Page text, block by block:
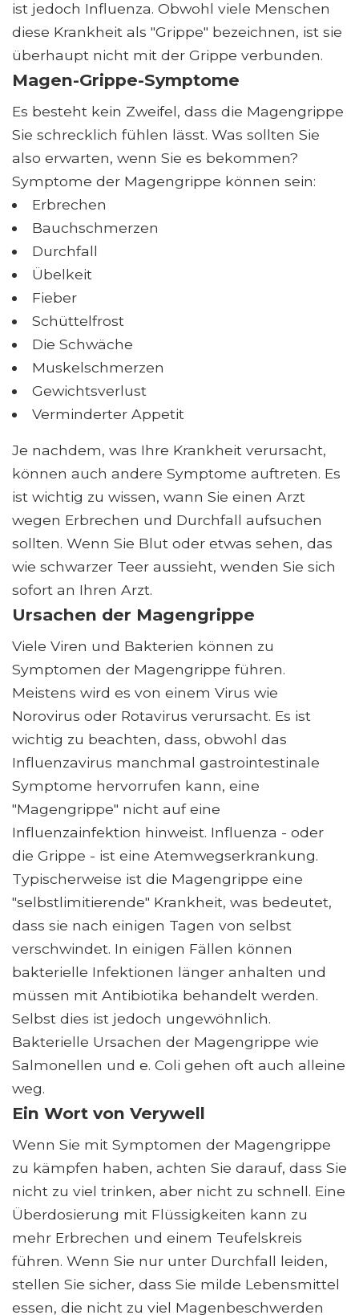
ist jedoch Influenza. Obwohl viele Menschen
diese Krankheit als "Grippe" bezeichnen, ist sie
überhaupt nicht mit der Grippe verbunden.
Magen-Grippe-Symptome
Es besteht kein Zweifel, dass die Magengrippe
Sie schrecklich fühlen lässt. Was sollten Sie
also erwarten, wenn Sie es bekommen?
Symptome der Magengrippe können sein:
Erbrechen
Bauchschmerzen
Durchfall
Übelkeit
Fieber
Schüttelfrost
Die Schwäche
Muskelschmerzen
Gewichtsverlust
Verminderter Appetit
Je nachdem, was Ihre Krankheit verursacht,
können auch andere Symptome auftreten. Es
ist wichtig zu wissen, wann Sie einen Arzt
wegen Erbrechen und Durchfall aufsuchen
sollten. Wenn Sie Blut oder etwas sehen, das
wie schwarzer Teer aussieht, wenden Sie sich
sofort an Ihren Arzt.
Ursachen der Magengrippe
Viele Viren und Bakterien können zu
Symptomen der Magengrippe führen.
Meistens wird es von einem Virus wie
Norovirus oder Rotavirus verursacht. Es ist
wichtig zu beachten, dass, obwohl das
Influenzavirus manchmal gastrointestinale
Symptome hervorrufen kann, eine
"Magengrippe" nicht auf eine
Influenzainfektion hinweist. Influenza - oder
die Grippe - ist eine Atemwegserkrankung.
Typischerweise ist die Magengrippe eine
"selbstlimitierende" Krankheit, was bedeutet,
dass sie nach einigen Tagen von selbst
verschwindet. In einigen Fällen können
bakterielle Infektionen länger anhalten und
müssen mit Antibiotika behandelt werden.
Selbst dies ist jedoch ungewöhnlich.
Bakterielle Ursachen der Magengrippe wie
Salmonellen und e. Coli gehen oft auch alleine
weg.
Ein Wort von Verywell
Wenn Sie mit Symptomen der Magengrippe
zu kämpfen haben, achten Sie darauf, dass Sie
nicht zu viel trinken, aber nicht zu schnell. Eine
Überdosierung mit Flüssigkeiten kann zu
mehr Erbrechen und einem Teufelskreis
führen. Wenn Sie nur unter Durchfall leiden,
stellen Sie sicher, dass Sie milde Lebensmittel
essen, die nicht zu viel Magenbeschwerden